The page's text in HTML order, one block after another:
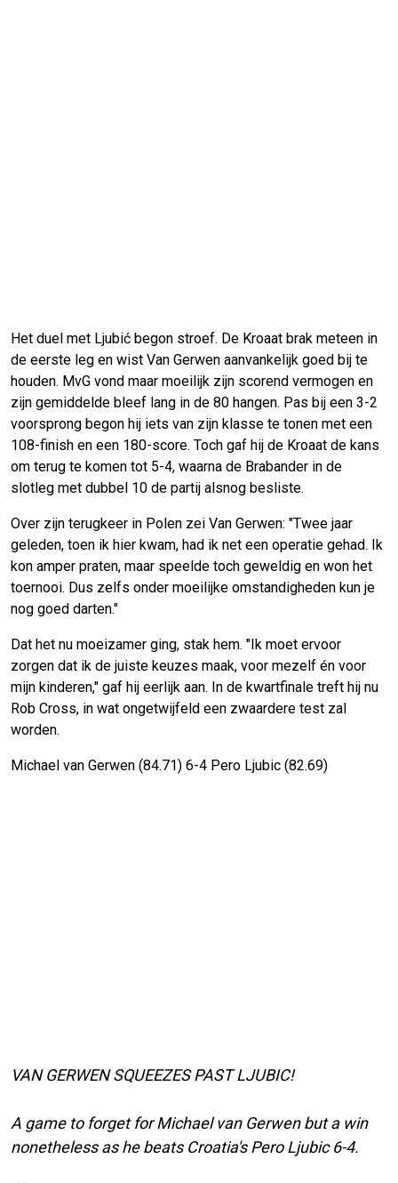
Het duel met Ljubić begon stroef. De Kroaat brak meteen in
de eerste leg en wist Van Gerwen aanvankelijk goed bij te
houden. MvG vond maar moeilijk zijn scorend vermogen en
zijn gemiddelde bleef lang in de 80 hangen. Pas bij een 3-2
voorsprong begon hij iets van zijn klasse te tonen met een
108-finish en een 180-score. Toch gaf hij de Kroaat de kans
om terug te komen tot 5-4, waarna de Brabander in de
slotleg met dubbel 10 de partij alsnog besliste.
Over zijn terugkeer in Polen zei Van Gerwen: "Twee jaar
geleden, toen ik hier kwam, had ik net een operatie gehad. Ik
kon amper praten, maar speelde toch geweldig en won het
toernooi. Dus zelfs onder moeilijke omstandigheden kun je
nog goed darten."
Dat het nu moeizamer ging, stak hem. "Ik moet ervoor
zorgen dat ik de juiste keuzes maak, voor mezelf én voor
mijn kinderen," gaf hij eerlijk aan. In de kwartfinale treft hij nu
Rob Cross, in wat ongetwijfeld een zwaardere test zal
worden.
Michael van Gerwen (84.71) 6-4 Pero Ljubic (82.69)
VAN GERWEN SQUEEZES PAST LJUBIC!
A game to forget for Michael van Gerwen but a win
nonetheless as he beats Croatia's Pero Ljubic 6-4.